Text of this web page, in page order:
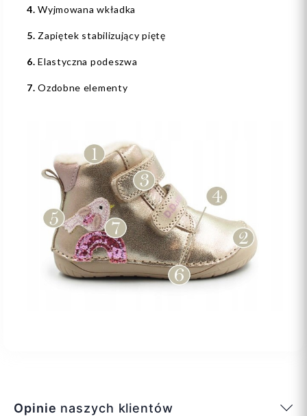
4.Wyjmowana wkładka
5. Zapiętek stabilizujący piętę
6. Elastyczna podeszwa
7. Ozdobne elementy
Opinie naszych klientów